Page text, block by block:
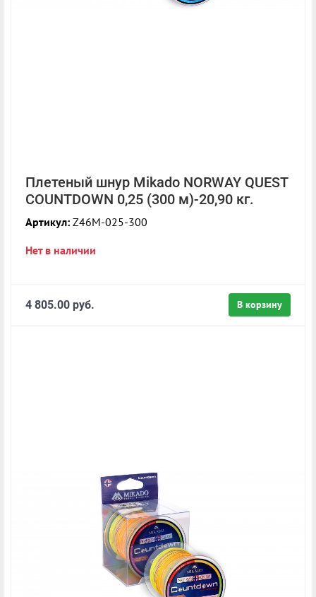
Плетеный шнур Mikado NORWAY QUEST
COUNTDOWN 0,25 (300 м)-20,90 кг.
Артикул: Z46M-025-300
Нет в наличии
В корзину
4 805.00 руб.